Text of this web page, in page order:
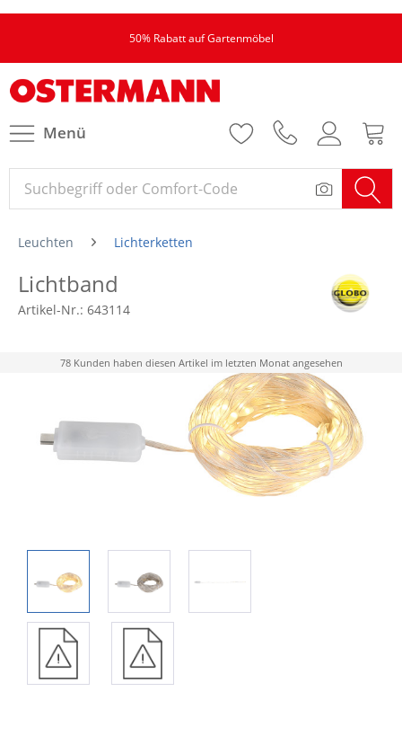
50% Rabatt auf Gartenmöbel
Menü
Leuchten Lichterketten
Lichtband
Artikel-Nr.: 643114
78 Kunden haben diesen Artikel im letzten Monat angesehen